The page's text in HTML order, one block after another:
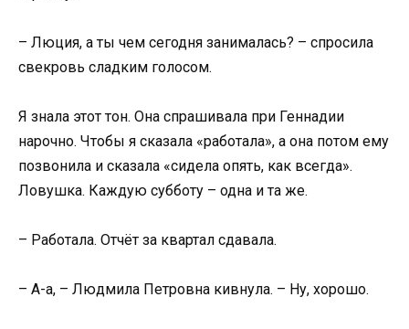
– Люция, а ты чем сегодня занималась? – спросила
свекровь сладким голосом.
Я знала этот тон. Она спрашивала при Геннадии
нарочно. Чтобы я сказала «работала», а она потом ему
позвонила и сказала «сидела опять, как всегда».
Ловушка. Каждую субботу – одна и та же.
– Работала. Отчёт за квартал сдавала.
– А-а, – Людмила Петровна кивнула. – Ну, хорошо.